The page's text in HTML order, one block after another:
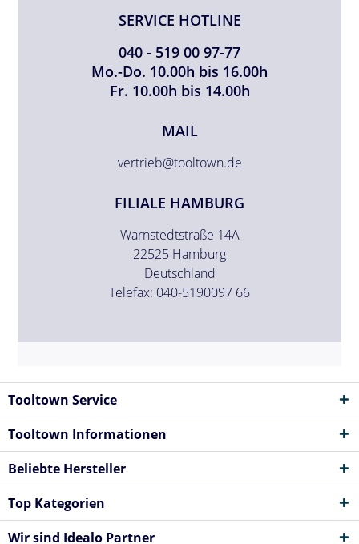
SERVICE HOTLINE
040 - 519 00 97-77
Mo.-Do. 10.00h bis 16.00h
Fr. 10.00h bis 14.00h
MAIL
vertrieb@tooltown.de
FILIALE HAMBURG
Warnstedtstraße 14A
22525 Hamburg
Deutschland
Telefax: 040-5190097 66
Tooltown Service
Tooltown Informationen
Beliebte Hersteller
Top Kategorien
Wir sind Idealo Partner